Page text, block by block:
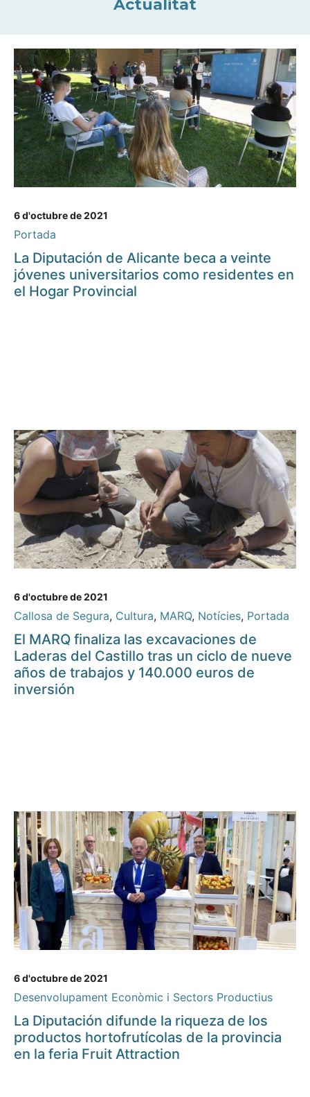
Actualitat
6 d'octubre de 2021
Portada
La Diputación de Alicante beca a veinte
jóvenes universitarios como residentes en
el Hogar Provincial
6 d'octubre de 2021
Callosa de Segura, Cultura, MARQ, Notícies, Portada
El MARQ finaliza las excavaciones de
Laderas del Castillo tras un ciclo de nueve
años de trabajos y 140.000 euros de
inversión
6 d'octubre de 2021
Desenvolupament Econòmic i Sectors Productius
La Diputación difunde la riqueza de los
productos hortofrutícolas de la provincia
en la feria Fruit Attraction